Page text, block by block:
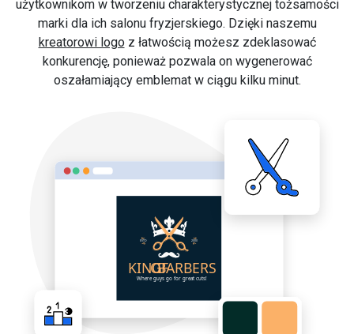
użytkownikom w tworzeniu charakterystycznej tożsamości
marki dla ich salonu fryzjerskiego. Dzięki naszemu
kreatorowi logoz łatwością możesz zdeklasować
konkurencję, ponieważ pozwala on wygenerować
oszałamiający emblemat w ciągu kilku minut.